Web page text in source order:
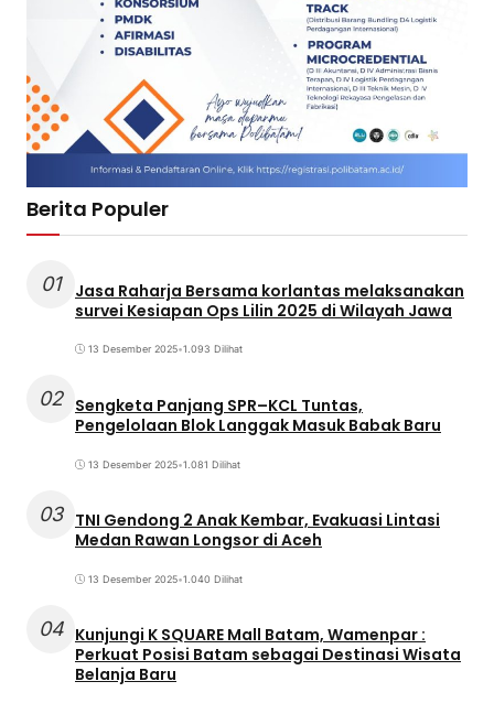
Berita Populer
01
Jasa Raharja Bersama korlantas melaksanakan
survei Kesiapan Ops Lilin 2025 di Wilayah Jawa
13 Desember 2025•1.093 Dilihat
02 Sengketa Panjang SPR–KCL Tuntas,
Pengelolaan Blok Langgak Masuk Babak Baru
13 Desember 2025•1.081 Dilihat
03 TNI Gendong 2 Anak Kembar, Evakuasi Lintasi
Medan Rawan Longsor di Aceh
13 Desember 2025•1.040 Dilihat
04 Kunjungi K SQUARE Mall Batam, Wamenpar :
Perkuat Posisi Batam sebagai Destinasi Wisata
Belanja Baru